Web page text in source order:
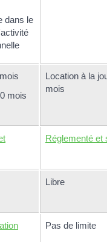
dans le
mois
Location à la
mois
Réglementé et
Libre
Pas de limite